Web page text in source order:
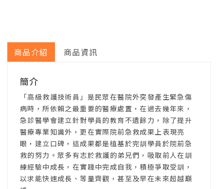
商品介紹 商品資訊
簡介
「高級救護技術員」是民眾在醫院外突發產生緊急傷
病時，所依賴之最重要的醫療處置，在過去幾年來，
急診醫學會建立針對學員的教育不遺餘力，除了提升
醫療專業知識外，更在實際院前急救成果上表現亮
眼，建立口碑，這成果都是植基於完訓學員於院前急
救的努力。眾多有志於救護的弟兄們，吸取前人在訓
練經驗中成長，在實踐中完成自我，積極爭取受訓，
以求能快速成長、等量齊觀，甚至及早在未來超越巔